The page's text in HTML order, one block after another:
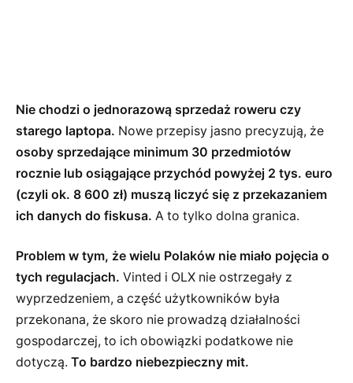
Nie chodzi o jednorazową sprzedaż roweru czy
starego laptopa. Nowe przepisy jasno precyzują, że
osoby sprzedające minimum 30 przedmiotów
rocznie lub osiągające przychód powyżej 2 tys. euro
(czyli ok. 8 600 zł) muszą liczyć się z przekazaniem
ich danych do fiskusa. A to tylko dolna granica.
Problem w tym, że wielu Polaków nie miało pojęcia o
tych regulacjach. Vinted i OLX nie ostrzegały z
wyprzedzeniem, a część użytkowników była
przekonana, że skoro nie prowadzą działalności
gospodarczej, to ich obowiązki podatkowe nie
dotyczą. To bardzo niebezpieczny mit.